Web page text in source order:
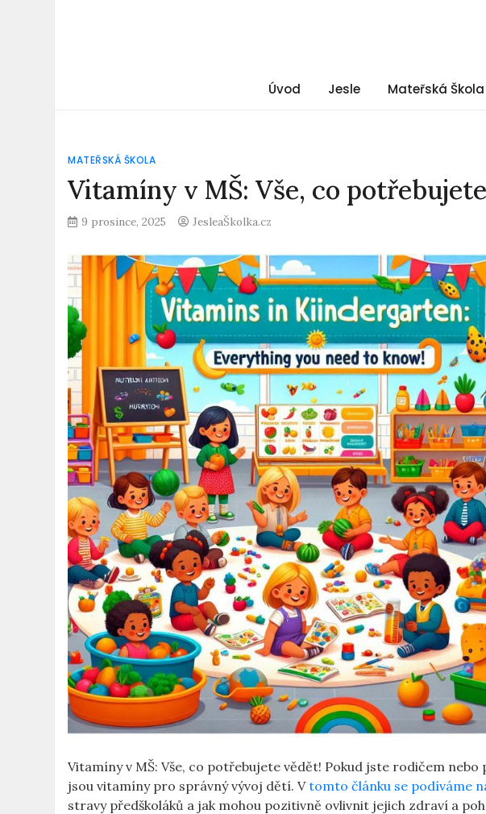
Úvod Jesle Mateřská Škola
MATEŘSKÁ ŠKOLA
Vitamíny v MŠ: Vše, co
9 prosince, 2025 JesleaŠkolka.cz
Vitamíny v MŠ: Vše, co potřebujete vědět! Pokud jste rodičem
jsou vitamíny pro správný vývoj dětí. Vtomto článku se podíváme
stravy předškoláků a jak mohou pozitivně ovlivnit jejich zdraví a